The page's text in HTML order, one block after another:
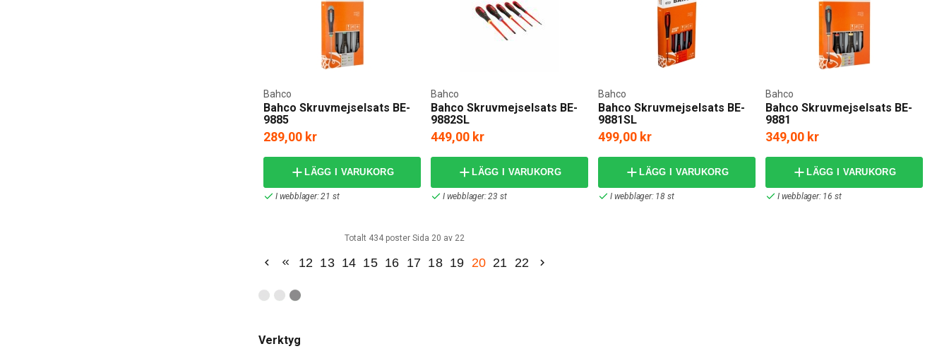
Bahco Skruvmejselsats BE-
9885
Bahco
289,00 kr
LÄGG I VARUKORG
I webblager: 21 st
Bahco Skruvmejselsats BE-
9882SL
Bahco
449,00 kr
LÄGG I VARUKORG
I webblager: 23 st
Bahco Skruvmejselsats BE-
9881SL
Bahco
499,00 kr
LÄGG I VARUKORG
I webblager: 18 st
Bahco Skruvmejselsats BE-
9881
Bahco
349,00 kr
LÄGG I VARUKORG
I webblager: 16 st
Totalt 434 poster Sida 20 av 22
12 13 14 15 16 17 18 19 20 21 22
Verktyg